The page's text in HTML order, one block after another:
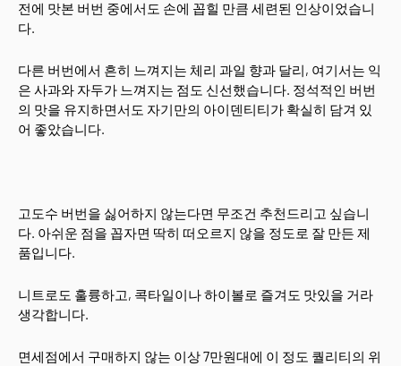
전에 맛본 버번 중에서도 손에 꼽힐 만큼 세련된 인상이었습니
다.
다른 버번에서 흔히 느껴지는 체리 과일 향과 달리, 여기서는 익
은 사과와 자두가 느껴지는 점도 신선했습니다. 정석적인 버번
의 맛을 유지하면서도 자기만의 아이덴티티가 확실히 담겨 있
어 좋았습니다.
고도수 버번을 싫어하지 않는다면 무조건 추천드리고 싶습니
다. 아쉬운 점을 꼽자면 딱히 떠오르지 않을 정도로 잘 만든 제
품입니다.
니트로도 훌륭하고, 콕타일이나 하이볼로 즐겨도 맛있을 거라
생각합니다.
면세점에서 구매하지 않는 이상 7만원대에 이 정도 퀄리티의 위